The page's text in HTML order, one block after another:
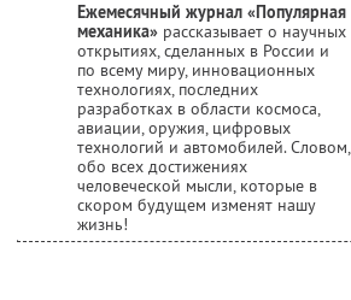
Ежемесячный журнал «Популярная
механика» рассказывает о научных
открытиях, сделанных в России и
по всему миру, инновационных
технологиях, последних
разработках в области космоса,
авиации, оружия, цифровых
технологий и автомобилей. Словом,
обо всех достижениях
человеческой мысли, которые в
скором будущем изменят нашу
жизнь!